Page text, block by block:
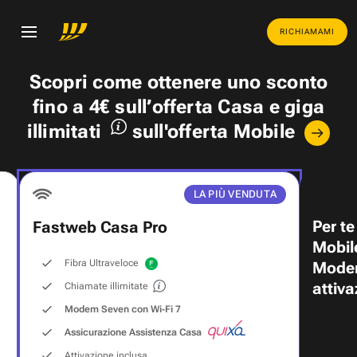
RICHIAMAMI
Scopri come ottenere uno sconto
fino a 4€ sull’offerta Casa egiga
illimitati
sull'offerta Mobile
LA PIÙ VENDUTA
Fastweb Casa Pro
Fibra Ultraveloce
Chiamate illimitate
Modem Seven con Wi‑Fi 7
Assicurazione Assistenza Casa
Per